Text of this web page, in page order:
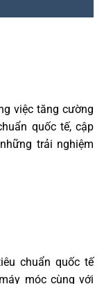
việc tăng cường
quốc tế, cập
trải nghiệm
chuẩn quốc tế
móc cùng với